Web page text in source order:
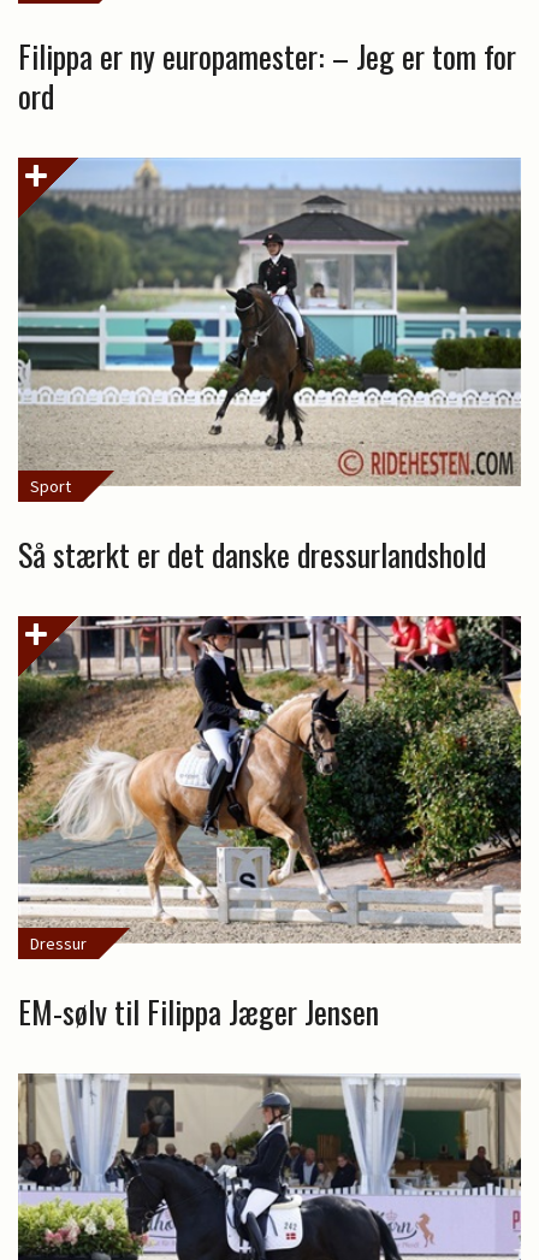
Filippa er ny europamester: – Jeg er tom for
ord
Sport
Så stærkt er det danske dressurlandshold
Dressur
EM-sølv til Filippa Jæger Jensen